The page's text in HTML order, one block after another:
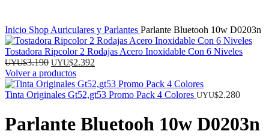
Inicio Shop Auriculares y Parlantes Parlante Bluetooh 10w D0203n
Tostadora Ripcolor 2 Rodajas Acero Inoxidable Con 6 Niveles
UYU$3.190 El
precio
original
era:
UYU$2.392
actual
es:
2.392.
Volver a productos
Tinta Originales Gt52,gt53 Promo Pack 4 Colores UYU$2.280
Parlante Bluetooh 10w D0203n